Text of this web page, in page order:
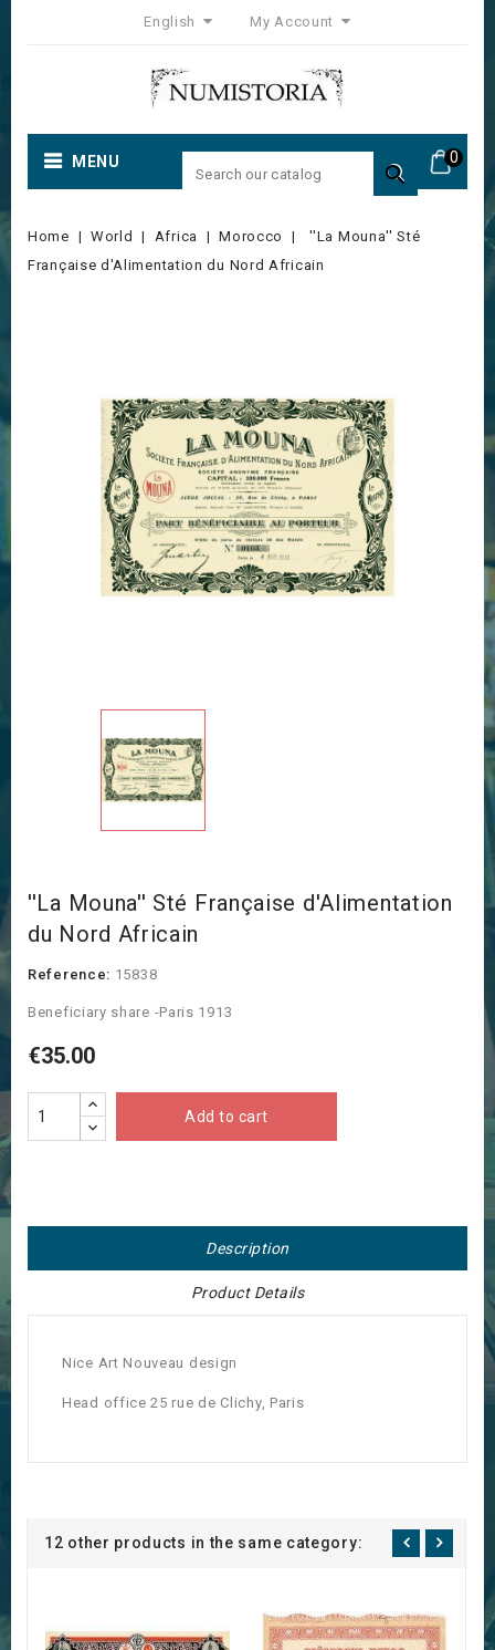
English My Account
0
MENU 
Home World Africa Morocco
''La Mouna'' Sté
Française d'Alimentation du Nord Africain
''La Mouna'' Sté Française d'Alimentation
du Nord Africain
Reference: 15838
Beneficiary share -Paris 1913
€35.00
Add to cart
Description
Product Details
Nice Art Nouveau design
Head office 25 rue de Clichy, Paris
12 other products in the same category: